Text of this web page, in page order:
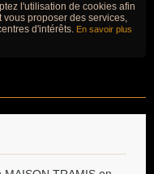
l'utilisation de cookies afin
proposer des services,
d'intérêts. En savoir plus